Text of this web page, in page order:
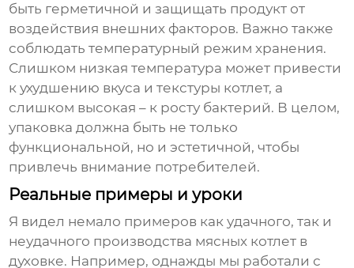
быть герметичной и защищать продукт от
воздействия внешних факторов. Важно также
соблюдать температурный режим хранения.
Слишком низкая температура может привести
к ухудшению вкуса и текстуры котлет, а
слишком высокая – к росту бактерий. В целом,
упаковка должна быть не только
функциональной, но и эстетичной, чтобы
привлечь внимание потребителей.
Реальные примеры и уроки
Я видел немало примеров как удачного, так и
неудачного производства мясных котлет в
духовке. Например, однажды мы работали с